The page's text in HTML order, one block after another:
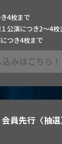
4枚まで
公演につき2～4枚
つき4枚まで
みはこちら！
会員先行〈抽